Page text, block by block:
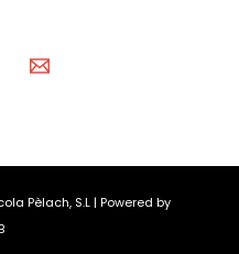
Pèlach, S.L | Powered by